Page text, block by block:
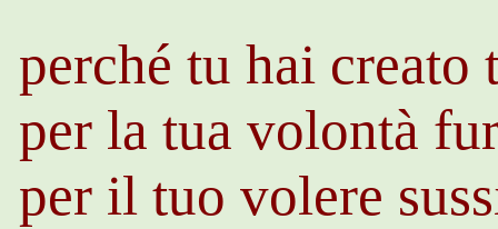
perché tu hai creato
per la tua volontà
per il tuo volere